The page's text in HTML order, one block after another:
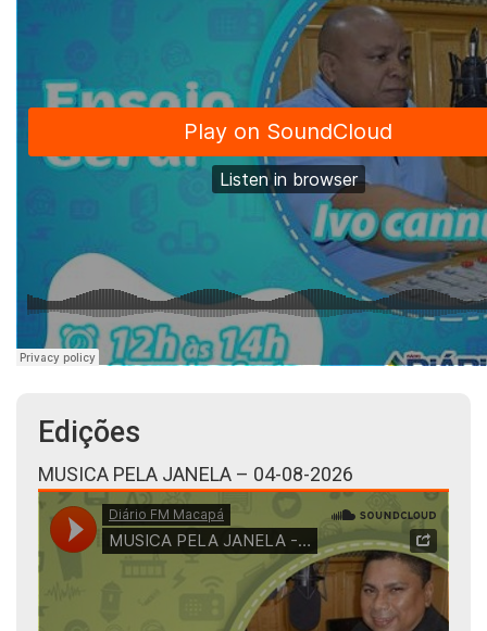
Edições
MUSICA PELA JANELA – 04-08-2026